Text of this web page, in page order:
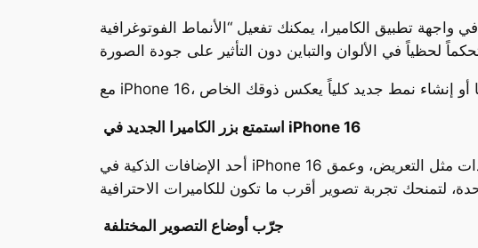
في واجهة تطبيق الكاميرا، يمكنك تفعيل “الأنماط الفوتوغرافية” (Photographic Styles) لتطبيق تأثيرات مخصصة على الصور أثناء التقاطها، وليس بعدها فقط.
استمتع بزر الكاميرا الجديد في iPhone 16
أحد الإضافات الذكية في iPhone 16 هو زر الكاميرا المدمج في جسم الهاتف. لا يقتصر عمله على التقاط الصورة، بل يتيح لك ضبط الإعدادات مثل التعريض، وعمق
جرّب أوضاع التصوير المختلفة